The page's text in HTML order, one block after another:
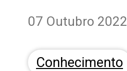
07 Outubro 2022
Conhecimento